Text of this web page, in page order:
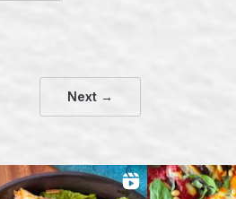
Next →